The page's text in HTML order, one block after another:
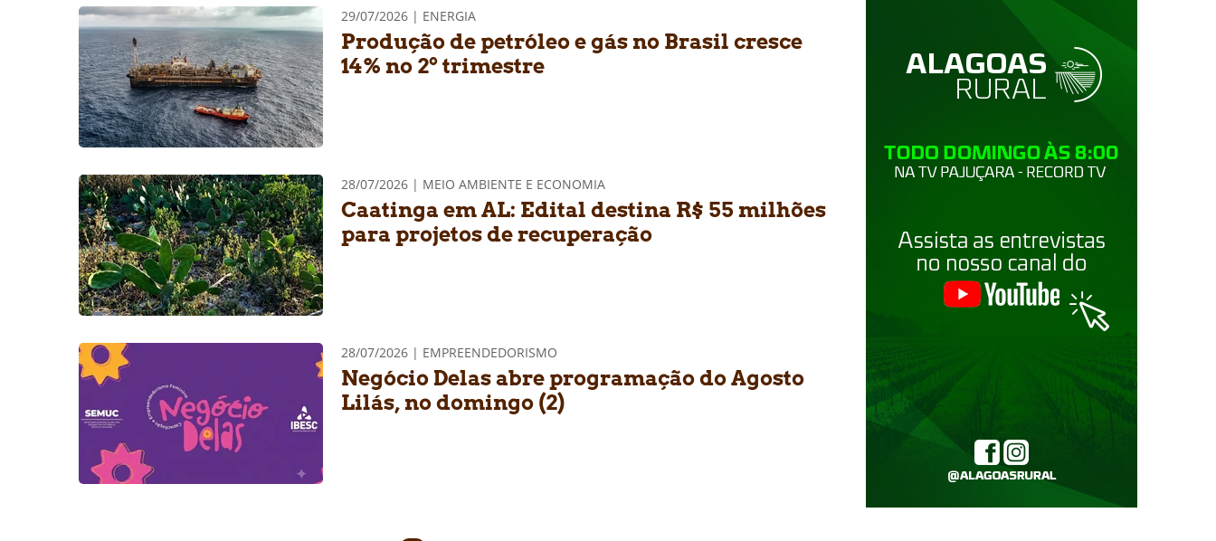
29/07/2026 | ENERGIA
Produção de petróleo e gás no Brasil cresce
14% no 2º trimestre
28/07/2026 | MEIO AMBIENTE E ECONOMIA
Caatinga em AL: Edital destina R$ 55 milhões
para projetos de recuperação
28/07/2026 | EMPREENDEDORISMO
Negócio Delas abre programação do Agosto
Lilás, no domingo (2)